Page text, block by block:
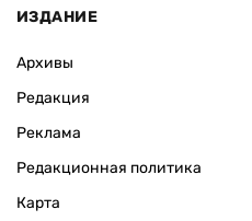
ИЗДАНИЕ
Архивы
Редакция
Реклама
Редакционная политика
Карта